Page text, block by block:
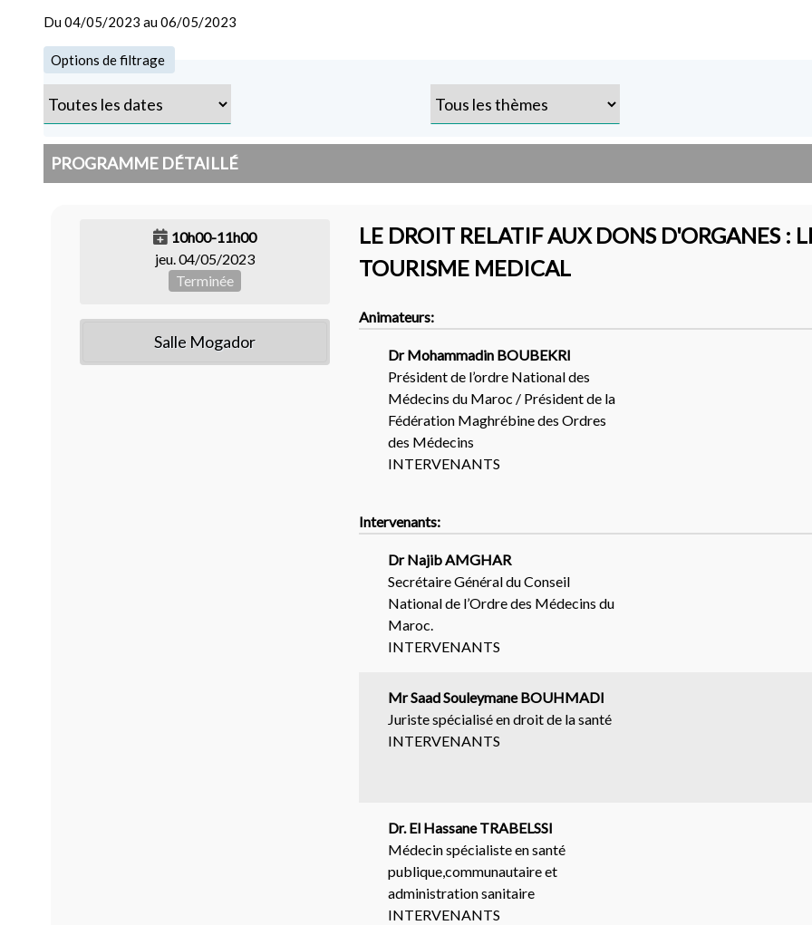
Du04/05/2023 au06/05/2023
Options de filtrage
PROGRAMME
10h00-11h00
jeu. 04/05/2023
Terminée
Salle Mogador
LE DROIT RELATIF AUX DONS D'ORGANES :
TOURISME MEDICAL
Animateurs:
Dr Mohammadin BOUBEKRI
Président de l’ordre National des
Médecins du Maroc / Président de la
Fédération Maghrébine des Ordres
des Médecins
INTERVENANTS
Intervenants:
Dr Najib AMGHAR
Secrétaire Général du Conseil
National de l’Ordre des Médecins du
Maroc.
INTERVENANTS
Mr Saad Souleymane BOUHMADI
Juriste spécialisé en droit de la santé
INTERVENANTS
Dr. El Hassane TRABELSSI
Médecin spécialiste en santé
publique,communautaire et
administration sanitaire
INTERVENANTS